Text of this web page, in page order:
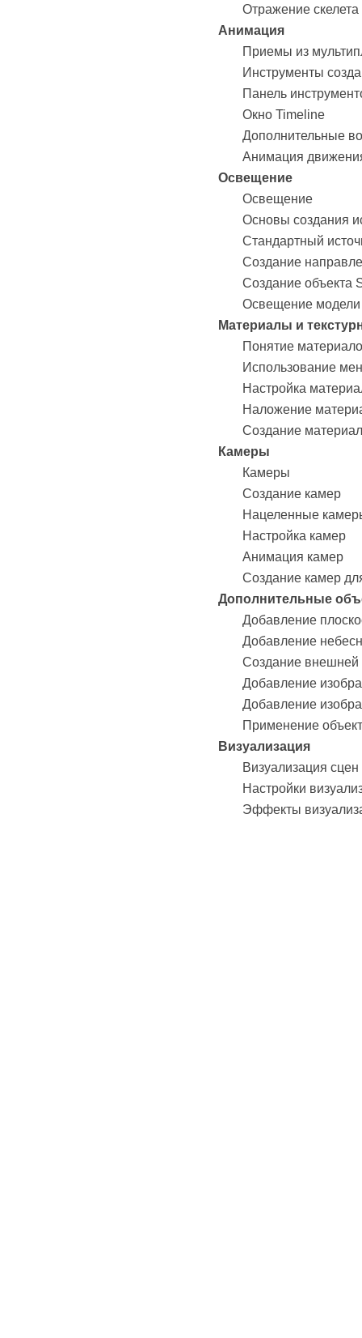
Отражение скелета
Анимация
Приемы из
Инструменты
Панель
Окно Timeline
Дополнительные
Анимация
Освещение
Освещение
Основы создания
Стандартный
Создание
Создание объекта
Освещение модели
Материалы и
Понятие
Использование
Настройка
Наложение
Создание
Камеры
Камеры
Создание камер
Нацеленные
Настройка камер
Анимация камер
Создание камер
Дополнительные
Добавление
Добавление
Создание внешней
Добавление
Добавление
Применение
Визуализация
Визуализация сцен
Настройки
Эффекты